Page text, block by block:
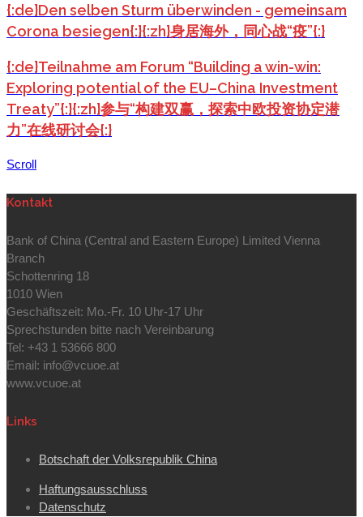
{:de}Den selben Sturm überwinden - gemeinsam
Corona besiegen{:}{:zh}身居海外，同心战“疫”{:}
{:de}Teilnahme am Forum “Building a win-win:
Exploring potential of the EU–China Investment
Treaty”{:}{:zh}参与“构建双赢，探索中欧投资协定潜
力”在线研讨会{:}
Scroll
Kontakt
Bank of China (Central and Eastern Europe) Limited Vienna
Branch
Schottenring 18
1010 Wien
Geschäftszeit: Mo.-Fr. 10 Uhr-17 Uhr
Sprechstunden bitte nach Vereinbarung
Tel: +43 1 53666 800
Email: info@vcuoe.at
www.vcuoe.at
Links
Botschaft der Volksrepublik China
Haftungsausschluss
Datenschutz